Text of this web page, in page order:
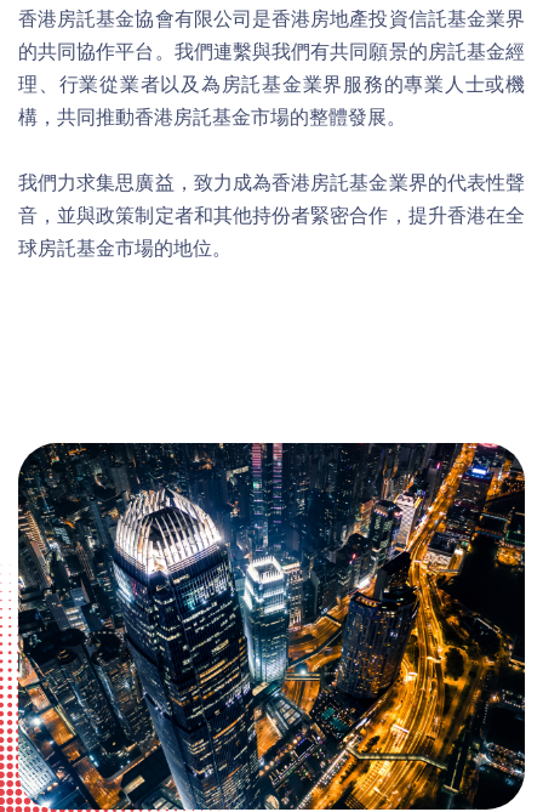
香港房託基金協會有限公司是香港房地產投資信託基金業界
的共同協作平台。我們連繫與我們有共同願景的房託基金經
理、行業從業者以及為房託基金業界服務的專業人士或機
構，共同推動香港房託基金市場的整體發展。
我們力求集思廣益，致力成為香港房託基金業界的代表性聲
音，並與政策制定者和其他持份者緊密合作，提升香港在全
球房託基金市場的地位。